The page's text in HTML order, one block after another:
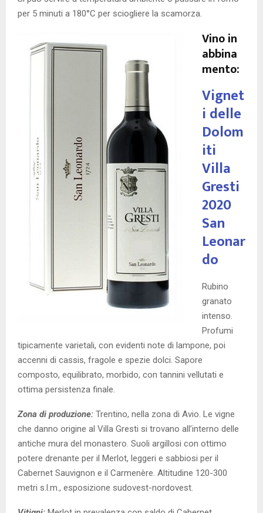
per 5 minuti a 180°C per sciogliere la scamorza.
Vino in
abbina
mento:
Vignet
i delle
Dolom
iti
Villa
Gresti
2020
San
Leonar
do
Rubino
granato
intenso.
Profumi
tipicamente varietali, con evidenti note di lampone, poi
accenni di cassis, fragole e spezie dolci. Sapore
composto, equilibrato, morbido, con tannini vellutati e
ottima persistenza finale.
Zona di produzione: Trentino, nella zona di Avio. Le vigne
che danno origine al Villa Gresti si trovano all’interno delle
antiche mura del monastero. Suoli argillosi con ottimo
potere drenante per il Merlot, leggeri e sabbiosi per il
Cabernet Sauvignon e il Carmenère. Altitudine 120-300
metri s.l.m., esposizione sudovest-nordovest.